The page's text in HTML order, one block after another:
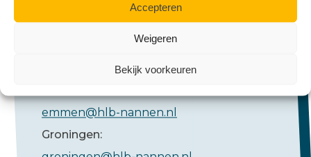
Accepteren
Weigeren
Bekijk voorkeuren
emmen@hlb-nannen.nl
Groningen: